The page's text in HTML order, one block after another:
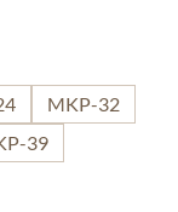
MKP-32
39